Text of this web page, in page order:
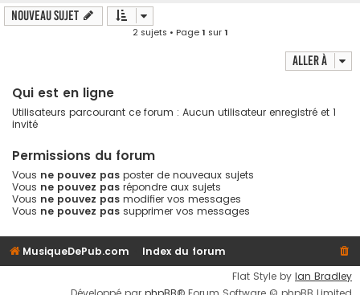
Nouveau sujet
2 sujets • Page1 sur1
Aller à
Qui est en ligne
Utilisateurs parcourant ce forum : Aucun utilisateur enregistré et 1
invité
Permissions du forum
Vous ne pouvez pas poster de nouveaux sujets
Vous ne pouvez pas répondre aux sujets
Vous ne pouvez pas modifier vos messages
Vous ne pouvez pas supprimer vos messages
MusiqueDePub.com
Index du forum
Flat Style by Ian Bradley